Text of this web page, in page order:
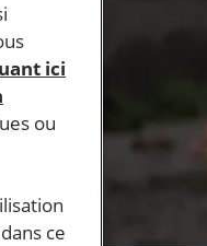
ici
ou
ce